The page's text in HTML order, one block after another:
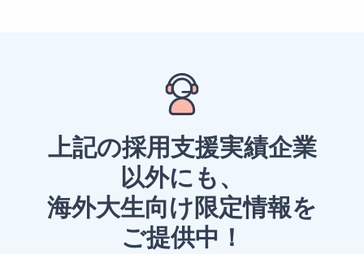
上記の採用支援実績企業
以外にも、
海外大生向け限定情報を
ご提供中！